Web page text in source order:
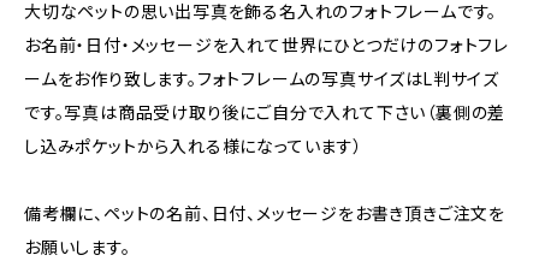
大切なペットの思い出写真を飾る名入れのフォトフレームです。
お名前・日付・メッセージを入れて世界にひとつだけのフォトフレ
ームをお作り致します。フォトフレームの写真サイズはL判サイズ
です。写真は商品受け取り後にご自分で入れて下さい（裏側の差
し込みポケットから入れる様になっています）
備考欄に、ペットの名前、日付、メッセージをお書き頂きご注文を
お願いします。